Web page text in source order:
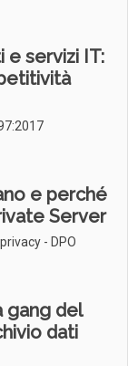
e servizi IT:
e perché
Server
- DPO
gang del
dati